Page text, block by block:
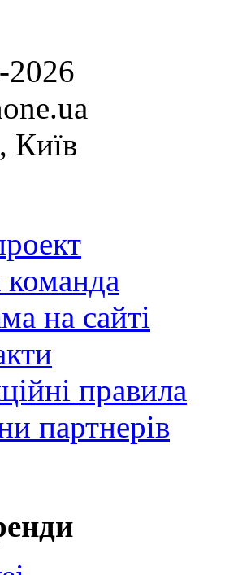
Київ
на сайті
правила
партнерів